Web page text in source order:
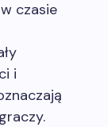
czasie
i